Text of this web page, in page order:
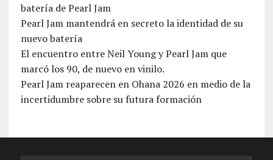
batería de Pearl Jam
Pearl Jam mantendrá en secreto la identidad de su
nuevo batería
El encuentro entre Neil Young y Pearl Jam que
marcó los 90, de nuevo en vinilo.
Pearl Jam reaparecen en Ohana 2026 en medio de la
incertidumbre sobre su futura formación